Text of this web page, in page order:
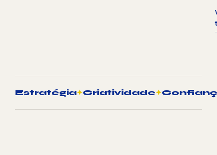
Estratégia✦Criatividade✦